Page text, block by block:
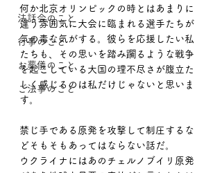
法話会のこと
行事のこと
お葬儀のこと
ご法事のこと
何か北京オリンピックの時とはあまりに
違う雰囲気に大会に臨まれる選手たちが
気の毒な気がする。彼らを応援したい私
たちも、その思いを踏み躙るような戦争
を起こしている大国の理不尽さが腹立た
しく感じるのは私だけじゃないと思いま
す。
禁じ手である原発を攻撃して制圧するな
どそもそもあってはならない話だ。
ウクライナにはあのチェルノブイリ原発